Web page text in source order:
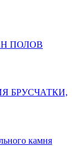
ПОЛОВ
БРУСЧАТКИ,
камня